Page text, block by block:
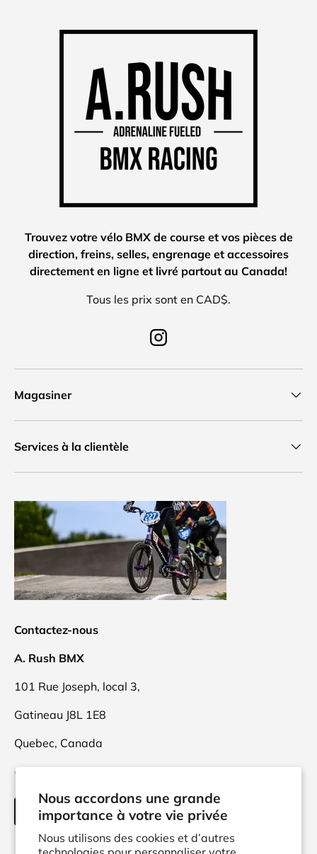
Nous accordons une grande
importance à votre vie privée
Nous utilisons des cookies et d’autres
Trouvez votre vélo BMX de course et vos pièces de
direction, freins, selles, engrenage et accessoires
directement en ligne et livré partout au Canada!
Tous les prix sont en CAD$.
Instagram
Magasiner
Services à la clientèle
Contactez-nous
A. Rush BMX
101 Rue Joseph, local 3,
Gatineau J8L 1E8
Quebec, Canada
(873)416-9470
INFO@ARUSH.CA